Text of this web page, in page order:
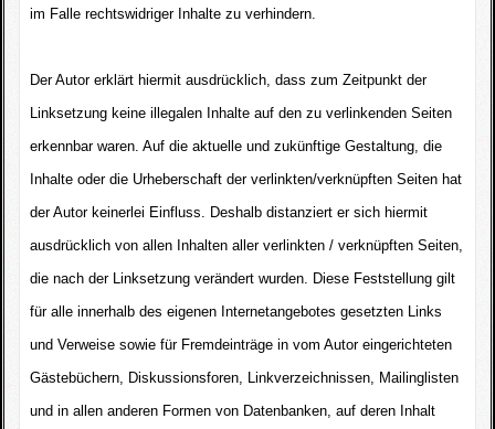
im Falle rechtswidriger Inhalte zu verhindern.
Der Autor erklärt hiermit ausdrücklich, dass zum Zeitpunkt der
Linksetzung keine illegalen Inhalte auf den zu verlinkenden Seiten
erkennbar waren. Auf die aktuelle und zukünftige Gestaltung, die
Inhalte oder die Urheberschaft der verlinkten/verknüpften Seiten hat
der Autor keinerlei Einfluss. Deshalb distanziert er sich hiermit
ausdrücklich von allen Inhalten aller verlinkten / verknüpften Seiten,
die nach der Linksetzung verändert wurden. Diese Feststellung gilt
für alle innerhalb des eigenen Internetangebotes gesetzten Links
und Verweise sowie für Fremdeinträge in vom Autor eingerichteten
Gästebüchern, Diskussionsforen, Linkverzeichnissen, Mailinglisten
und in allen anderen Formen von Datenbanken, auf deren Inhalt